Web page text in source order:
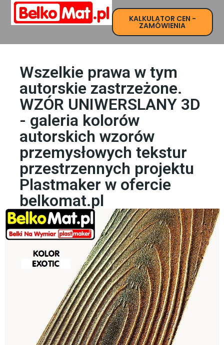
KALKULATOR CEN -
ZAMÓWIENIA
Wszelkie prawa w tym
autorskie zastrzeżone.
WZÓR UNIWERSLANY 3D
- galeria kolorów
autorskich wzorów
przemysłowych tekstur
przestrzennych projektu
Plastmaker w ofercie
belkomat.pl